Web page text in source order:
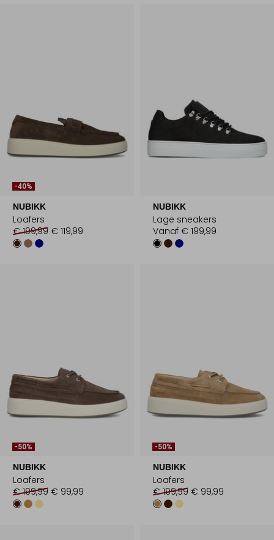
-40%
NUBIKK
Loafers
€ 199,99 € 119,99
NUBIKK
Lage sneakers
Vanaf € 199,99
-50%
NUBIKK
Loafers
€ 199,99 € 99,99
-50%
NUBIKK
Loafers
€ 199,99 € 99,99